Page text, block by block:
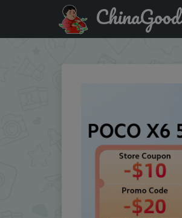
Код на знижку POCOX605 [World